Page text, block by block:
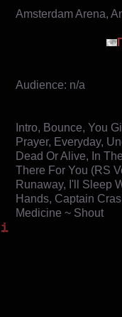
Amsterdam Arena,
Audience: n/a
Intro, Bounce, You
Prayer, Everyday,
Dead Or Alive, In
There For You (RS
Runaway, I'll Sleep
Hands, Captain
Medicine ~ Shout